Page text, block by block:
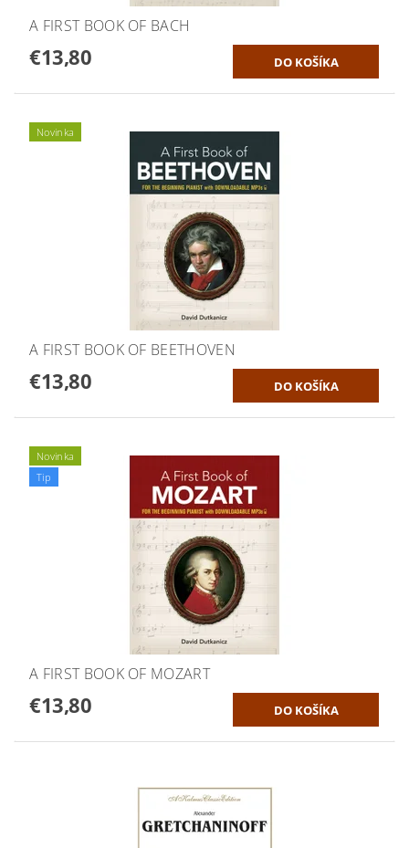
A FIRST BOOK OF BACH
€13,80
Novinka
A FIRST BOOK OF BEETHOVEN
€13,80
Novinka
Tip
A FIRST BOOK OF MOZART
€13,80